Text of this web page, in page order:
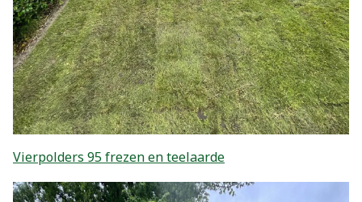
Vierpolders 95 frezen en teelaarde